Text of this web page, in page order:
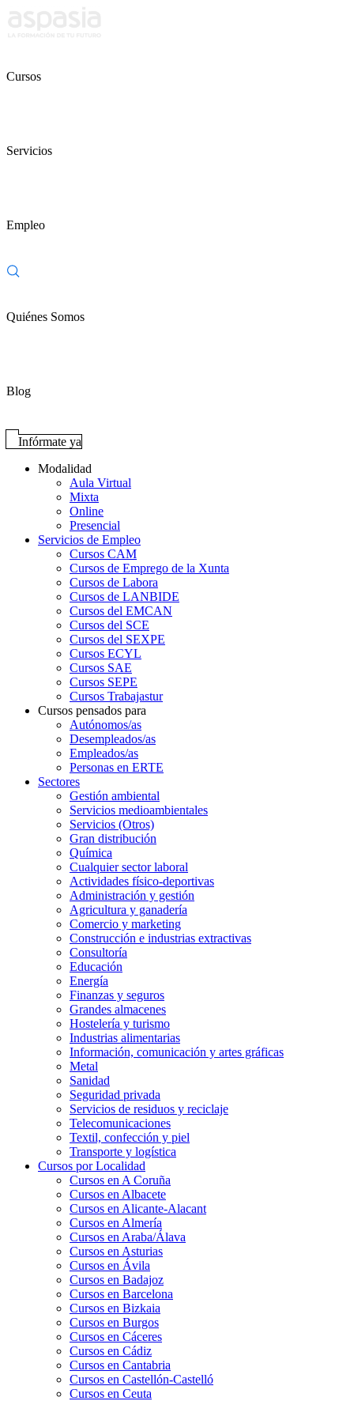
Cursos
Servicios
Empleo
Quiénes Somos
Blog
Infórmate ya
Modalidad
Aula Virtual
Mixta
Online
Presencial
Servicios de Empleo
Cursos CAM
Cursos de Emprego de la Xunta
Cursos de Labora
Cursos de LANBIDE
Cursos del EMCAN
Cursos del SCE
Cursos del SEXPE
Cursos ECYL
Cursos SAE
Cursos SEPE
Cursos Trabajastur
Cursos pensados para
Autónomos/as
Desempleados/as
Empleados/as
Personas en ERTE
Sectores
Gestión ambiental
Servicios medioambientales
Servicios (Otros)
Gran distribución
Química
Cualquier sector laboral
Actividades físico-deportivas
Administración y gestión
Agricultura y ganadería
Comercio y marketing
Construcción e industrias extractivas
Consultoría
Educación
Energía
Finanzas y seguros
Grandes almacenes
Hostelería y turismo
Industrias alimentarias
Información, comunicación y artes gráficas
Metal
Sanidad
Seguridad privada
Servicios de residuos y reciclaje
Telecomunicaciones
Textil, confección y piel
Transporte y logística
Cursos por Localidad
Cursos en A Coruña
Cursos en Albacete
Cursos en Alicante-Alacant
Cursos en Almería
Cursos en Araba/Álava
Cursos en Asturias
Cursos en Ávila
Cursos en Badajoz
Cursos en Barcelona
Cursos en Bizkaia
Cursos en Burgos
Cursos en Cáceres
Cursos en Cádiz
Cursos en Cantabria
Cursos en Castellón-Castelló
Cursos en Ceuta